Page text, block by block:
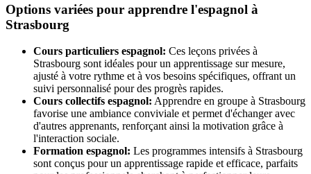
Options variées pour apprendre l'espagnol à
Strasbourg
Cours particuliers espagnol: Ces leçons privées à
Strasbourg sont idéales pour un apprentissage sur mesure,
ajusté à votre rythme et à vos besoins spécifiques, offrant un
suivi personnalisé pour des progrès rapides.
Cours collectifs espagnol: Apprendre en groupe à Strasbourg
favorise une ambiance conviviale et permet d'échanger avec
d'autres apprenants, renforçant ainsi la motivation grâce à
l'interaction sociale.
Formation espagnol: Les programmes intensifs à Strasbourg
sont conçus pour un apprentissage rapide et efficace, parfaits